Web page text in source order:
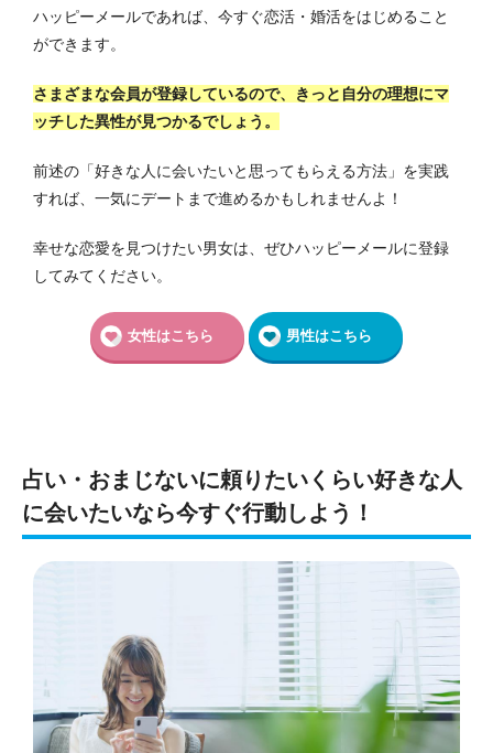
ハッピーメールであれば、今すぐ恋活・婚活をはじめること
ができます。
さまざまな会員が登録しているので、きっと自分の理想にマ
ッチした異性が見つかるでしょう。
前述の「好きな人に会いたいと思ってもらえる方法」を実践
すれば、一気にデートまで進めるかもしれませんよ！
幸せな恋愛を見つけたい男女は、ぜひハッピーメールに登録
してみてください。
女性はこちら 男性はこちら
占い・おまじないに頼りたいくらい好きな人
に会いたいなら今すぐ行動しよう！